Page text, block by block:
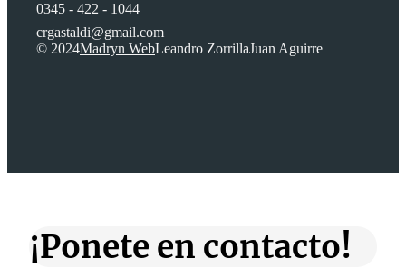
0345 - 422 - 1044
crgastaldi@gmail.com
© 2024Madryn WebLeandro ZorrillaJuan Aguirre
¡Ponete en contacto!